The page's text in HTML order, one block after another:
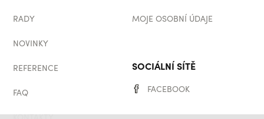
RADY
NOVINKY
REFERENCE
FAQ
KONTAKTY
MOJE OSOBNÍ ÚDAJE
SOCIÁLNÍ SÍTĚ
FACEBOOK